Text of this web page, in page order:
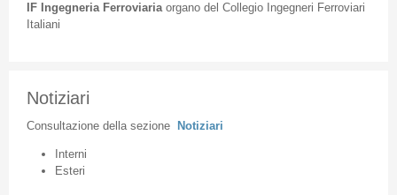
IF Ingegneria Ferroviaria organodel Collegio Ingegneri Ferroviari
Italiani
Notiziari
Consultazione della sezione Notiziari
Interni
Esteri